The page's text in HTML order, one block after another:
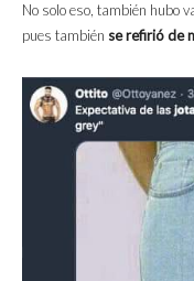
No solo eso, también hubo
pues también se refirió de